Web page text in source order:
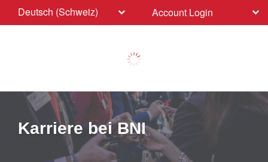
Deutsch (Schweiz) Account Login
Karriere bei BNI